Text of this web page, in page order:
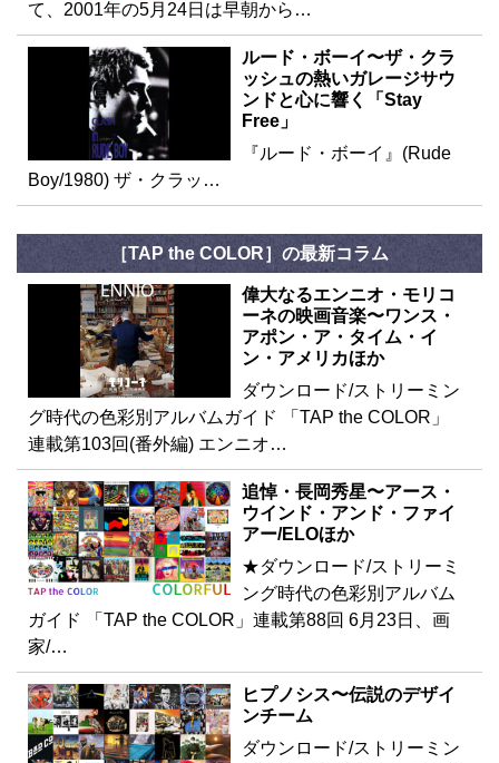
て、2001年の5月24日は早朝から…
ルード・ボーイ〜ザ・クラ
ッシュの熱いガレージサウ
ンドと心に響く「Stay
Free」
『ルード・ボーイ』(Rude
Boy/1980) ザ・クラッ…
［TAP the COLOR］の最新コラム
偉大なるエンニオ・モリコ
ーネの映画音楽〜ワンス・
アポン・ア・タイム・イ
ン・アメリカほか
ダウンロード/ストリーミン
グ時代の色彩別アルバムガイド 「TAP the COLOR」
連載第103回(番外編) エンニオ…
追悼・長岡秀星〜アース・
ウインド・アンド・ファイ
アー/ELOほか
★ダウンロード/ストリーミ
ング時代の色彩別アルバム
ガイド 「TAP the COLOR」連載第88回 6月23日、画
家/…
ヒプノシス〜伝説のデザイ
ンチーム
ダウンロード/ストリーミン